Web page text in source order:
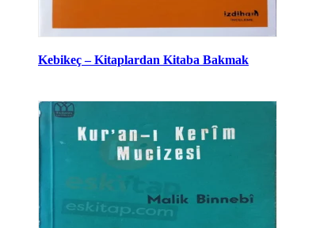
Kebikeç – Kitaplardan Kitaba Bakmak